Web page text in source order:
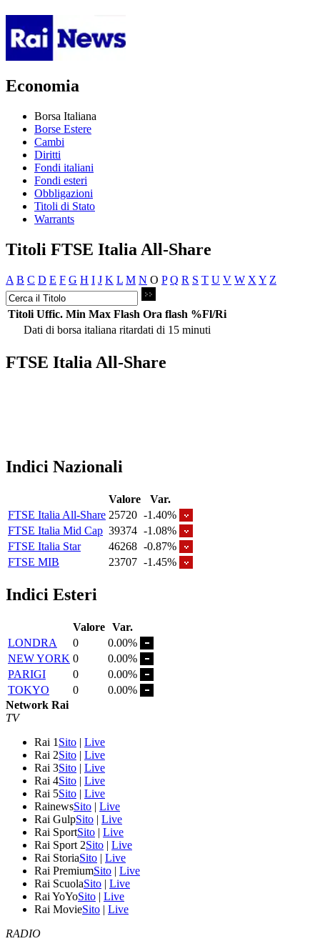
Economia
Borsa Italiana
Borse Estere
Cambi
Diritti
Fondi italiani
Fondi esteri
Obbligazioni
Titoli di Stato
Warrants
Titoli FTSE Italia All-Share
A B C D E F G H I J K L M N O P Q R S T U V W X Y Z
Titoli Uffic. Min Max Flash Ora flash %Fl/Ri
Dati di borsa italiana ritardati di 15 minuti
FTSE Italia All-Share
Indici Nazionali
Valore
Var.
FTSE Italia All-Share 25720 -1.40%
FTSE Italia Mid Cap 39374 -1.08%
FTSE Italia Star
46268 -0.87%
FTSE MIB
23707 -1.45%
Indici Esteri
Valore Var.
LONDRA
0
0.00%
NEW YORK 0
0.00%
PARIGI
0
0.00%
TOKYO
0
0.00%
Network Rai
TV
Rai 1 Sito | Live
Rai 2Sito | Live
Rai 3Sito | Live
Rai 4Sito | Live
Rai 5Sito | Live
RainewsSito | Live
Rai GulpSito | Live
Rai SportSito | Live
Rai Sport 2Sito | Live
Rai StoriaSito | Live
Rai PremiumSito | Live
Rai ScuolaSito | Live
Rai YoYoSito | Live
Rai MovieSito | Live
RADIO